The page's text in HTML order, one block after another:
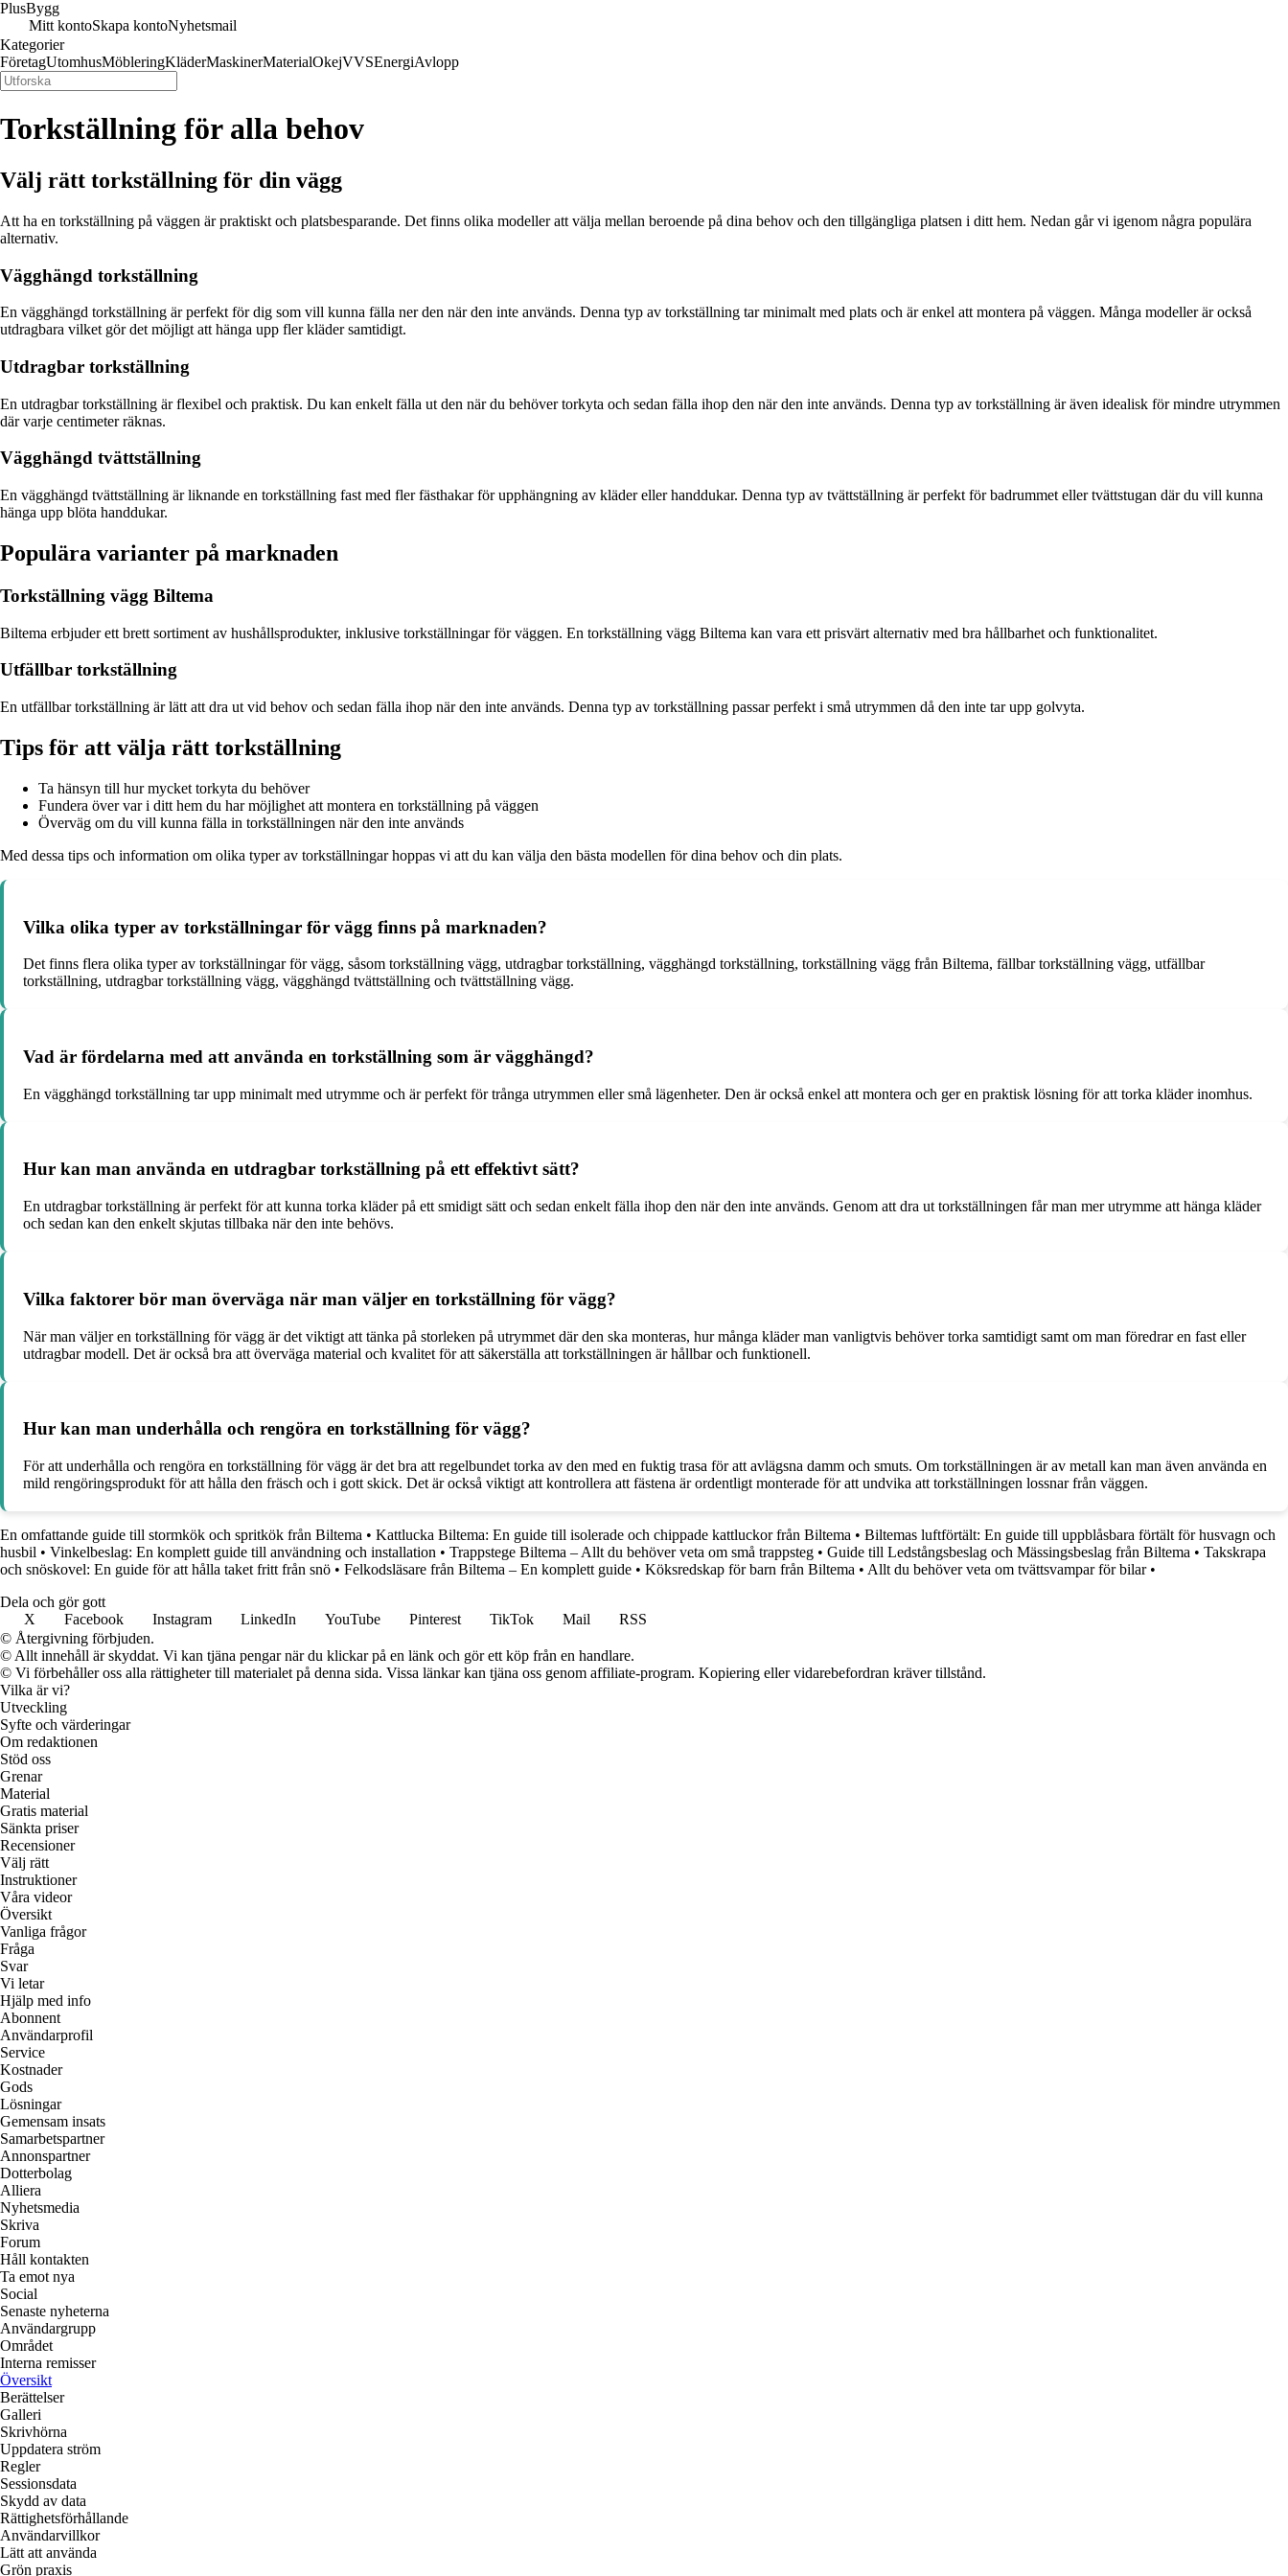
PlusBygg
Mitt kontoSkapa kontoNyhetsmail
Kategorier
FöretagUtomhusMöbleringKläderMaskinerMaterialOkejVVSEnergiAvlopp
Torkställning för alla behov
Välj rätt torkställning för din vägg
Att ha en torkställning på väggen är praktiskt och platsbesparande. Det finns olika modeller att välja mellan beroende på dina behov och den tillgängliga platsen i ditt hem. Nedan går vi igenom några populära
alternativ.
Vägghängd torkställning
En vägghängd torkställning är perfekt för dig som vill kunna fälla ner den när den inte används. Denna typ av torkställning tar minimalt med plats och är enkel att montera på väggen. Många modeller är också
utdragbara vilket gör det möjligt att hänga upp fler kläder samtidigt.
Utdragbar torkställning
En utdragbar torkställning är flexibel och praktisk. Du kan enkelt fälla ut den när du behöver torkyta och sedan fälla ihop den när den inte används. Denna typ av torkställning är även idealisk för mindre utrymmen
där varje centimeter räknas.
Vägghängd tvättställning
En vägghängd tvättställning är liknande en torkställning fast med fler fästhakar för upphängning av kläder eller handdukar. Denna typ av tvättställning är perfekt för badrummet eller tvättstugan där du vill kunna
hänga upp blöta handdukar.
Populära varianter på marknaden
Torkställning vägg Biltema
Biltema erbjuder ett brett sortiment av hushållsprodukter, inklusive torkställningar för väggen. En torkställning vägg Biltema kan vara ett prisvärt alternativ med bra hållbarhet och funktionalitet.
Utfällbar torkställning
En utfällbar torkställning är lätt att dra ut vid behov och sedan fälla ihop när den inte används. Denna typ av torkställning passar perfekt i små utrymmen då den inte tar upp golvyta.
Tips för att välja rätt torkställning
Ta hänsyn till hur mycket torkyta du behöver
Fundera över var i ditt hem du har möjlighet att montera en torkställning på väggen
Överväg om du vill kunna fälla in torkställningen när den inte används
Med dessa tips och information om olika typer av torkställningar hoppas vi att du kan välja den bästa modellen för dina behov och din plats.
Vilka olika typer av torkställningar för vägg finns på marknaden?
Det finns flera olika typer av torkställningar för vägg, såsom torkställning vägg, utdragbar torkställning, vägghängd torkställning, torkställning vägg från Biltema, fällbar torkställning vägg, utfällbar
torkställning, utdragbar torkställning vägg, vägghängd tvättställning och tvättställning vägg.
Vad är fördelarna med att använda en torkställning som är vägghängd?
En vägghängd torkställning tar upp minimalt med utrymme och är perfekt för trånga utrymmen eller små lägenheter. Den är också enkel att montera och ger en praktisk lösning för att torka kläder inomhus.
Hur kan man använda en utdragbar torkställning på ett effektivt sätt?
En utdragbar torkställning är perfekt för att kunna torka kläder på ett smidigt sätt och sedan enkelt fälla ihop den när den inte används. Genom att dra ut torkställningen får man mer utrymme att hänga kläder
och sedan kan den enkelt skjutas tillbaka när den inte behövs.
Vilka faktorer bör man överväga när man väljer en torkställning för vägg?
När man väljer en torkställning för vägg är det viktigt att tänka på storleken på utrymmet där den ska monteras, hur många kläder man vanligtvis behöver torka samtidigt samt om man föredrar en fast eller
utdragbar modell. Det är också bra att överväga material och kvalitet för att säkerställa att torkställningen är hållbar och funktionell.
Hur kan man underhålla och rengöra en torkställning för vägg?
För att underhålla och rengöra en torkställning för vägg är det bra att regelbundet torka av den med en fuktig trasa för att avlägsna damm och smuts. Om torkställningen är av metall kan man även använda en
mild rengöringsprodukt för att hålla den fräsch och i gott skick. Det är också viktigt att kontrollera att fästena är ordentligt monterade för att undvika att torkställningen lossnar från väggen.
En omfattande guide till stormkök och spritkök från Biltema • Kattlucka Biltema: En guide till isolerade och chippade kattluckor från Biltema • Biltemas luftförtält: En guide till uppblåsbara förtält för husvagn och
husbil • Vinkelbeslag: En komplett guide till användning och installation • Trappstege Biltema – Allt du behöver veta om små trappsteg • Guide till Ledstångsbeslag och Mässingsbeslag från Biltema • Takskrapa
och snöskovel: En guide för att hålla taket fritt från snö • Felkodsläsare från Biltema – En komplett guide • Köksredskap för barn från Biltema • Allt du behöver veta om tvättsvampar för bilar•
Dela och gör gott
X
Facebook Instagram LinkedIn YouTube Pinterest TikTok Mail
RSS
© Återgivning förbjuden.
© Allt innehåll är skyddat. Vi kan tjäna pengar när du klickar på en länk och gör ett köp från en handlare.
© Vi förbehåller oss alla rättigheter till materialet på denna sida. Vissa länkar kan tjäna oss genom affiliate-program. Kopiering eller vidarebefordran kräver tillstånd.
Vilka är vi?
Utveckling
Syfte och värderingar
Om redaktionen
Stöd oss
Grenar
Material
Gratis material
Sänkta priser
Recensioner
Välj rätt
Instruktioner
Våra videor
Översikt
Vanliga frågor
Fråga
Svar
Vi letar
Hjälp med info
Abonnent
Användarprofil
Service
Kostnader
Gods
Lösningar
Gemensam insats
Samarbetspartner
Annonspartner
Dotterbolag
Alliera
Nyhetsmedia
Skriva
Forum
Håll kontakten
Ta emot nya
Social
Senaste nyheterna
Användargrupp
Området
Interna remisser
Översikt
Berättelser
Galleri
Skrivhörna
Uppdatera ström
Regler
Sessionsdata
Skydd av data
Rättighetsförhållande
Användarvillkor
Lätt att använda
Grön praxis